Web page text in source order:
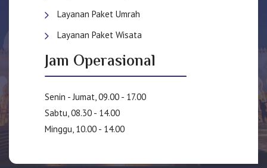
Layanan Paket Umrah
Layanan Paket Wisata
Jam Operasional
Senin - Jumat, 09.00 - 17.00
Sabtu, 08.30 - 14.00
Minggu, 10.00 - 14.00